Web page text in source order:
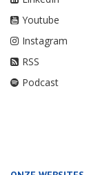
Youtube
Instagram
RSS
Podcast